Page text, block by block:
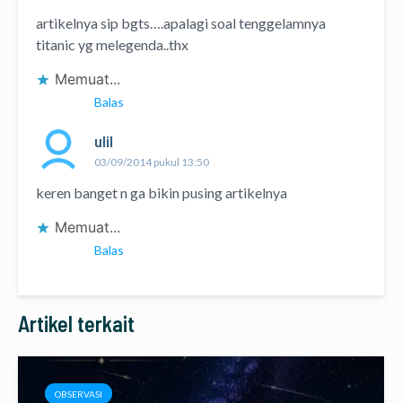
artikelnya sip bgts….apalagi soal tenggelamnya
titanic yg melegenda..thx
Memuat...
Balas
ulil
03/09/2014 pukul 13:50
keren banget n ga bikin pusing artikelnya
Memuat...
Balas
Artikel terkait
OBSERVASI